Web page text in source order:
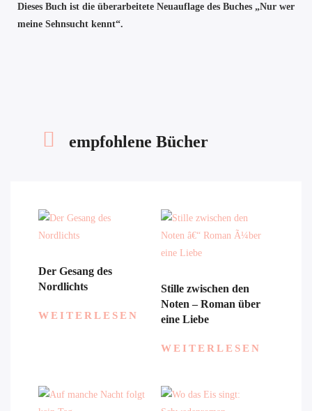
Dieses Buch ist die überarbeitete Neuauflage des Buches „Nur wer
meine Sehnsucht kennt“.
empfohlene Bücher
Der Gesang des
Nordlichts
WEITERLESEN
Stille zwischen den
Noten – Roman über
eine Liebe
WEITERLESEN